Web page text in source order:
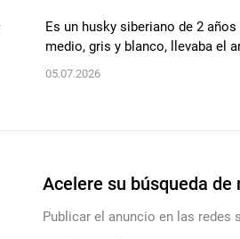
Es un husky siberiano de 2 años
medio, gris y blanco, llevaba el
05.07.2026
Acelere su búsqueda de
Publicar el anuncio en las redes